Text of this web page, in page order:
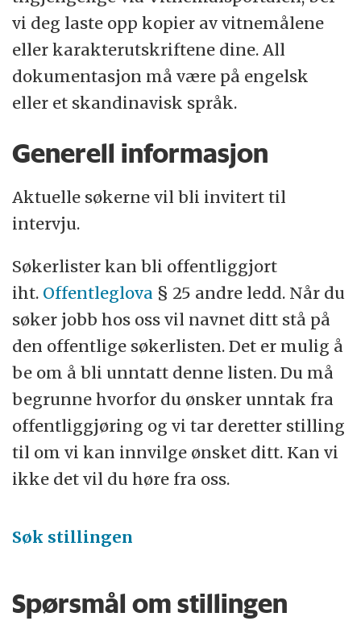
vi deg laste opp kopier av vitnemålene
eller karakterutskriftene dine. All
dokumentasjon må være på engelsk
eller et skandinavisk språk.
Generell informasjon
Aktuelle søkerne vil bli invitert til
intervju.
Søkerlister kan bli offentliggjort
iht. Offentleglova § 25 andre ledd. Når du
søker jobb hos oss vil navnet ditt stå på
den offentlige søkerlisten. Det er mulig å
be om å bli unntatt denne listen. Du må
begrunne hvorfor du ønsker unntak fra
offentliggjøring og vi tar deretter stilling
til om vi kan innvilge ønsket ditt. Kan vi
ikke det vil du høre fra oss.
Søk stillingen
Spørsmål om stillingen